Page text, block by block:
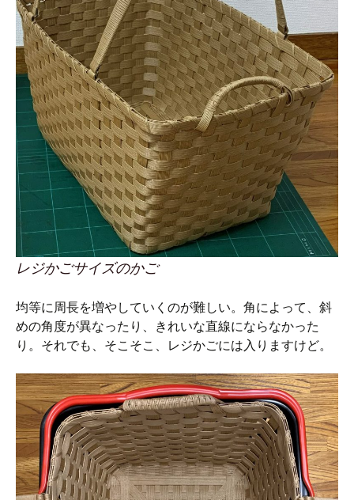
レジかごサイズのかご
均等に周長を増やしていくのが難しい。角によって、斜
めの角度が異なったり、きれいな直線にならなかった
り。それでも、そこそこ、レジかごには入りますけど。